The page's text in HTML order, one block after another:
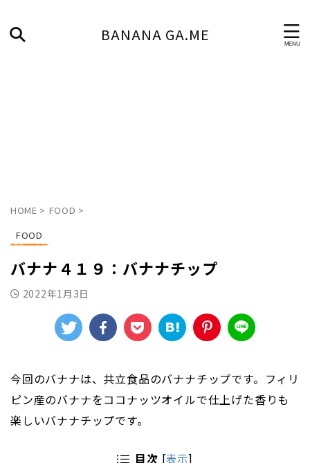
BANANA GA.ME
HOME > FOOD >
FOOD
バナナ４１９：バナナチップ
2022年1月3日
今回のバナナは、共立食品のバナナチップです。フィリ
ピン産のバナナをココナッツオイルで仕上げた香りも
楽しいバナナチップです。
目次 [表示]